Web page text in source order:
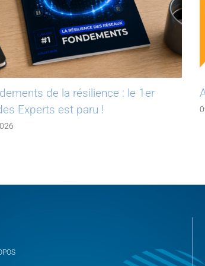
de la résilience : le 1er
Experts est paru !